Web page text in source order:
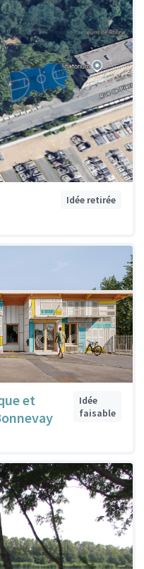
Idée retirée
et
Idée
faisable